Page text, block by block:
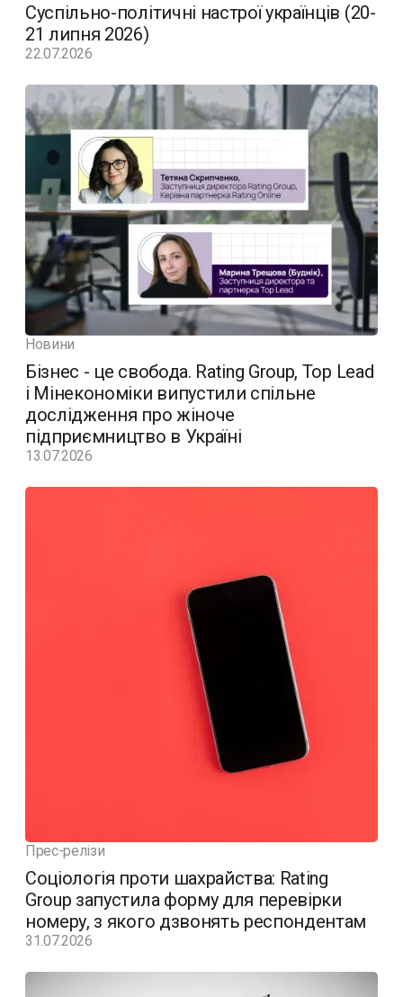
Суспільно-політичні настрої українців (20-
21 липня 2026)
22.07.2026
Новини
Бізнес - це свобода. Rating Group, Top Lead
і Мінекономіки випустили спільне
дослідження про жіноче
підприємництво в Україні
13.07.2026
Прес-релізи
Соціологія проти шахрайства: Rating
Group запустила форму для перевірки
номеру, з якого дзвонять респондентам
31.07.2026